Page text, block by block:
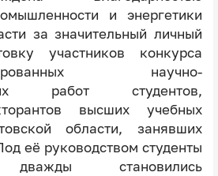
и энергетики
за значительный личный
участников конкурса
научно-
работ студентов,
высших учебных
области, занявших
её руководством студенты
дважды становились